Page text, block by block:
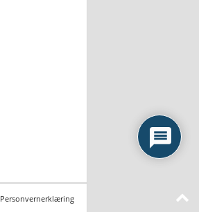
Personvernerklæring